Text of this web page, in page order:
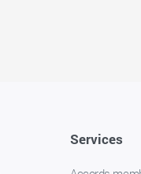
Services